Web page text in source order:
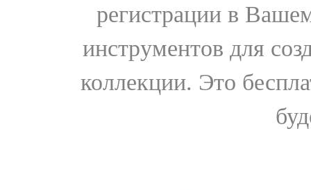
регистрации в
инструментов для
коллекции. Это